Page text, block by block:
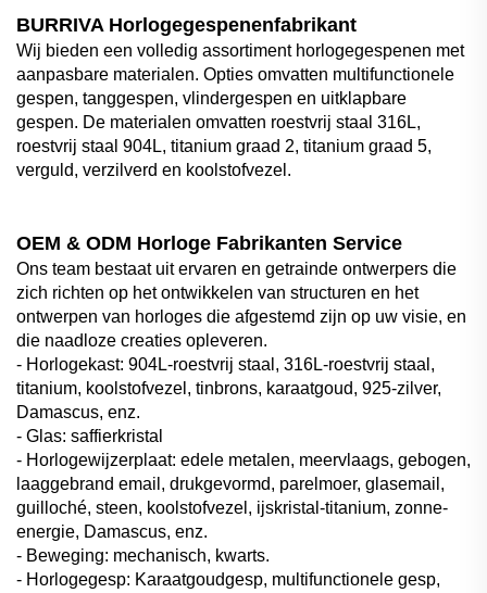
BURRIVA Horlogegespenenfabrikant
Wij bieden een volledig assortiment horlogegespenen met
aanpasbare materialen. Opties omvatten multifunctionele
gespen, tanggespen, vlindergespen en uitklapbare
gespen. De materialen omvatten roestvrij staal 316L,
roestvrij staal 904L, titanium graad 2, titanium graad 5,
verguld, verzilverd en koolstofvezel.
OEM & ODM Horloge Fabrikanten Service
Ons team bestaat uit ervaren en getrainde ontwerpers die
zich richten op het ontwikkelen van structuren en het
ontwerpen van horloges die afgestemd zijn op uw visie, en
die naadloze creaties opleveren.
- Horlogekast: 904L-roestvrij staal, 316L-roestvrij staal,
titanium, koolstofvezel, tinbrons, karaatgoud, 925-zilver,
Damascus, enz.
- Glas: saffierkristal
- Horlogewijzerplaat: edele metalen, meervlaags, gebogen,
laaggebrand email, drukgevormd, parelmoer, glasemail,
guilloché, steen, koolstofvezel, ijskristal-titanium, zonne-
energie, Damascus, enz.
- Beweging: mechanisch, kwarts.
- Horlogegesp: Karaatgoudgesp, multifunctionele gesp,